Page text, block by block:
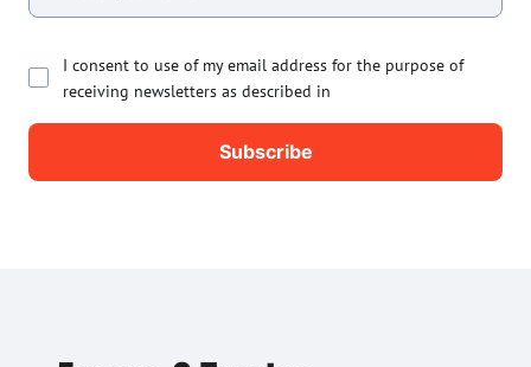
I consent to use of my email address for the purpose of
receiving newsletters as described in